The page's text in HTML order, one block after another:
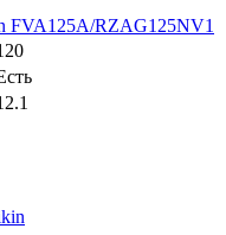
FVA125A/RZAG125NV1